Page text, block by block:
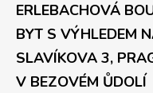
ERLEBACHOVÁ
BYT S VÝHLEDEM
SLAVÍKOVA 3,
V BEZOVÉM ŮDOLÍ